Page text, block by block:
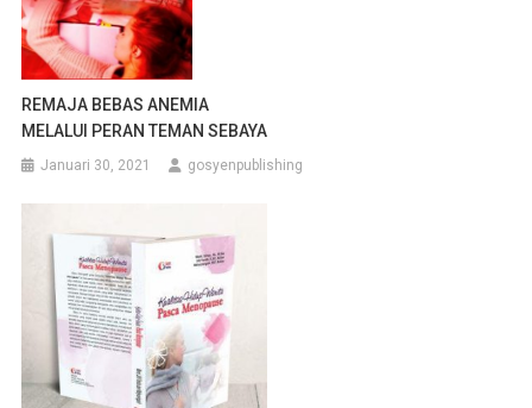
REMAJA BEBAS ANEMIA
MELALUI PERAN TEMAN SEBAYA
Januari 30, 2021 gosyenpublishing